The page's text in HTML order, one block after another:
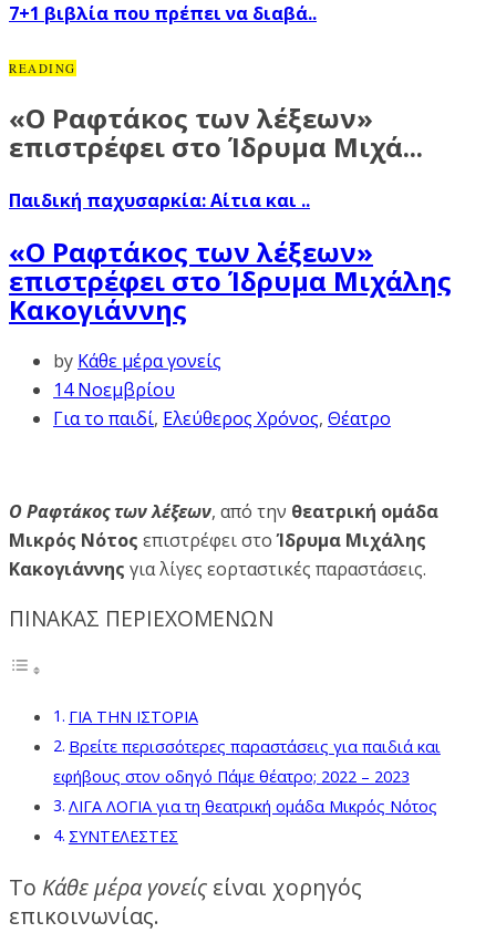
7+1 βιβλία που πρέπει να διαβά..
READING
«O Ραφτάκος των λέξεων»
επιστρέφει στο Ίδρυμα Μιχά...
Παιδική παχυσαρκία: Αίτια και ..
«O Ραφτάκος των λέξεων»
επιστρέφει στο Ίδρυμα Μιχάλης
Κακογιάννης
by Κάθε μέρα γονείς
14 Νοεμβρίου
Για το παιδί, Ελεύθερος Χρόνος, Θέατρο
O Ραφτάκος των λέξεων, από την θεατρική ομάδα
Μικρός Νότος επιστρέφει στοΊδρυμα Μιχάλης
Κακογιάννης για λίγες εορταστικές παραστάσεις.
ΠΙΝΑΚΑΣ ΠΕΡΙΕΧΟΜΕΝΩΝ
ΓΙΑ ΤΗΝ ΙΣΤΟΡΙΑ
Βρείτε περισσότερες παραστάσεις για παιδιά και
εφήβους στον οδηγό Πάμε θέατρο; 2022 – 2023
ΛΙΓΑ ΛΟΓΙΑ για τη θεατρική ομάδα Μικρός Νότος
ΣΥΝΤΕΛΕΣΤΕΣ
Το Κάθε μέρα γονείς είναι χορηγός
επικοινωνίας.